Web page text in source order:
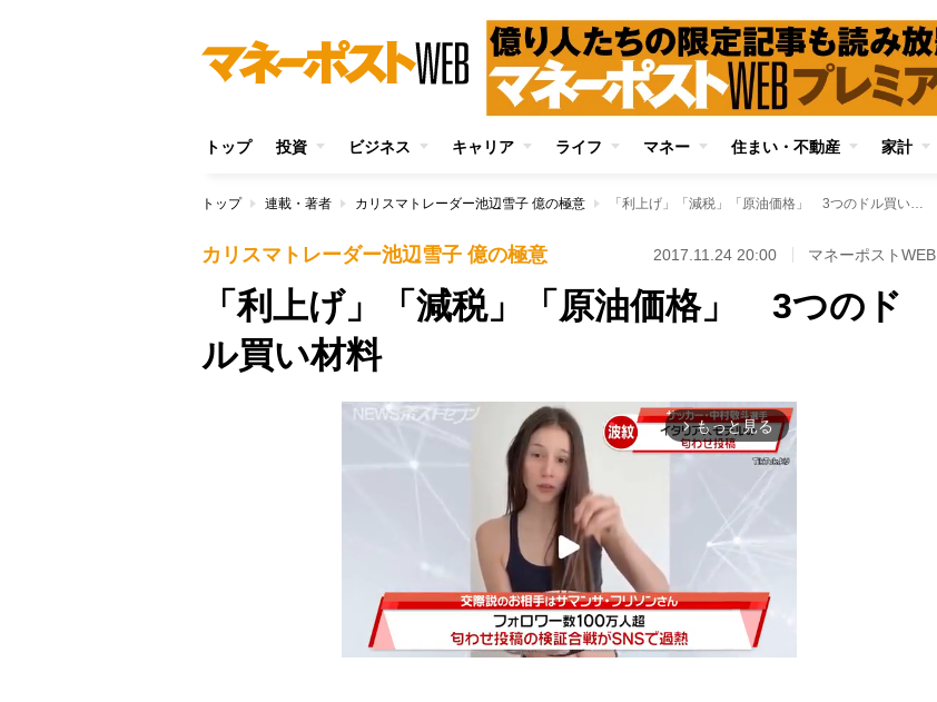
トップ 投資 ビジネス キャリア ライフ マネー 住まい・不動産 家計
トップ 連載・著者 カリスマトレーダー池辺雪子 億の極意 「利上げ」「減税」「原油価格」 3つのドル買い材料
カリスマトレーダー池辺雪子 億の極意 2017.11.24 20:00 マネーポストWEB
「利上げ」「減税」「原油価格」 3つのド
ル買い材料
arrow_forward_ios もっと見る